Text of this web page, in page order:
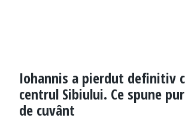
Iohannis a pierdut definitiv
centrul Sibiului. Ce spune
de cuvânt